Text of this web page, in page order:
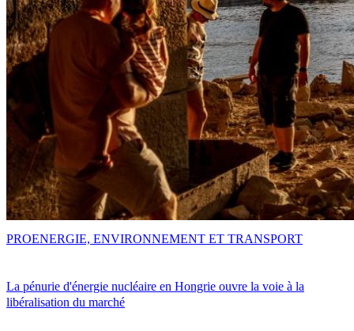
La pénurie d'énergie nucléaire en Hongrie ouvre la voie à la
libéralisation du marché
PROENERGIE, ENVIRONNEMENT ET TRANSPORT